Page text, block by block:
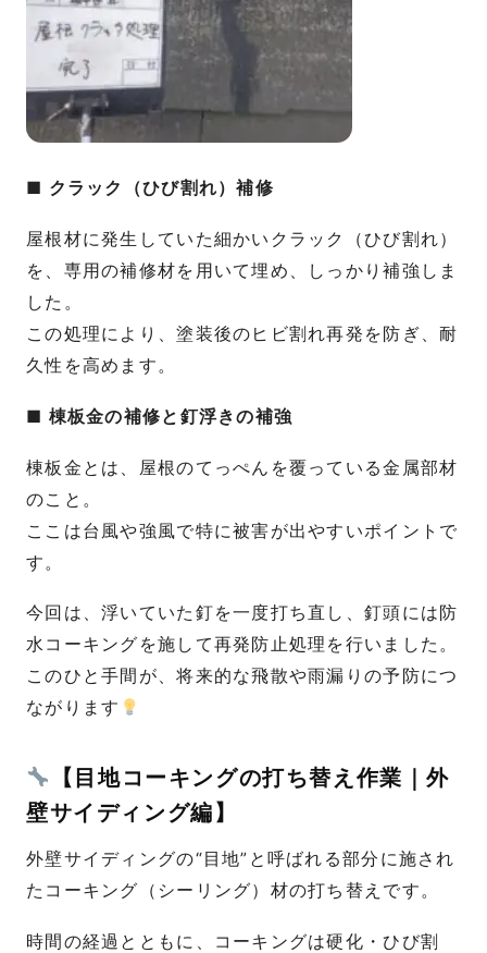
■ クラック（ひび割れ）補修
屋根材に発生していた細かいクラック（ひび割れ）
を、専用の補修材を用いて埋め、しっかり補強しま
した。
この処理により、塗装後のヒビ割れ再発を防ぎ、耐
久性を高めます。
■ 棟板金の補修と釘浮きの補強
棟板金とは、屋根のてっぺんを覆っている金属部材
のこと。
ここは台風や強風で特に被害が出やすいポイントで
す。
今回は、浮いていた釘を一度打ち直し、釘頭には防
水コーキングを施して再発防止処理を行いました。
このひと手間が、将来的な飛散や雨漏りの予防につ
ながります
【目地コーキングの打ち替え作業｜外
壁サイディング編】
外壁サイディングの“目地”と呼ばれる部分に施され
たコーキング（シーリング）材の打ち替えです。
時間の経過とともに、コーキングは硬化・ひび割